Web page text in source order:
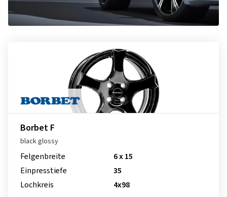
Borbet F
black glossy
Felgenbreite
6 x 15
Einpresstiefe
35
Lochkreis
4x98